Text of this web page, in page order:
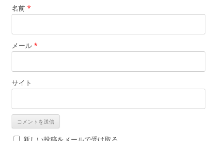
名前 *
メール *
サイト